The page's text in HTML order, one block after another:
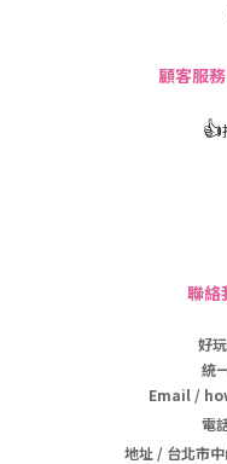
顧客服
👍
聯
好
統
Email /
電
地址/ 台北市